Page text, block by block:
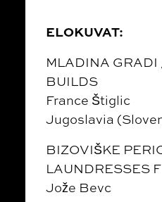
ELOKUVAT:
MLADINA GRADI
BUILDS
France Štiglic
Jugoslavia
BIZOVIŠKE
LAUNDRESSES
Jože Bevc